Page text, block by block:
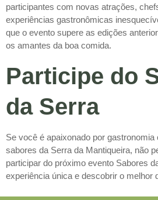
participantes com novas atrações,
experiências gastronômicas
que o evento supere as edições
os amantes da boa comida.
Participe do
da Serra
Se você é apaixonado por
sabores da Serra da Mantiqueira, não
participar do próximo evento Sabores
experiência única e descobrir o melhor